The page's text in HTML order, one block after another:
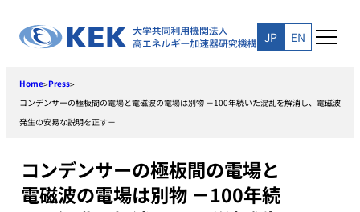
content
JP EN
Home>Press>
コンデンサーの極板間の電場と電磁波の電場は別物 －100年続いた混乱を解消し、電磁波
発生の安易な説明を正す－
コンデンサーの極板間の電場と
電磁波の電場は別物 －100年続